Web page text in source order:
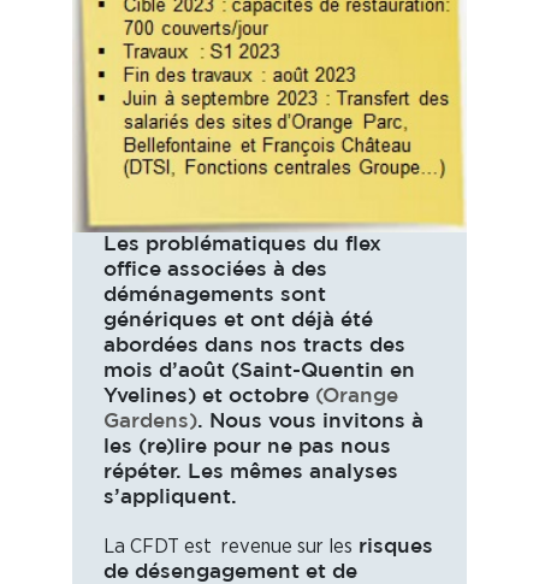
Les problématiques du flex
office associées à des
déménagements sont
génériques et ont déjà été
abordées dans nos tracts des
mois d’août (Saint-Quentin en
Yvelines) et octobre (Orange
Gardens). Nous vous invitons à
les (re)lire pour ne pas nous
répéter. Les mêmes analyses
s’appliquent.
La CFDT est revenue sur les risques
de désengagement et de